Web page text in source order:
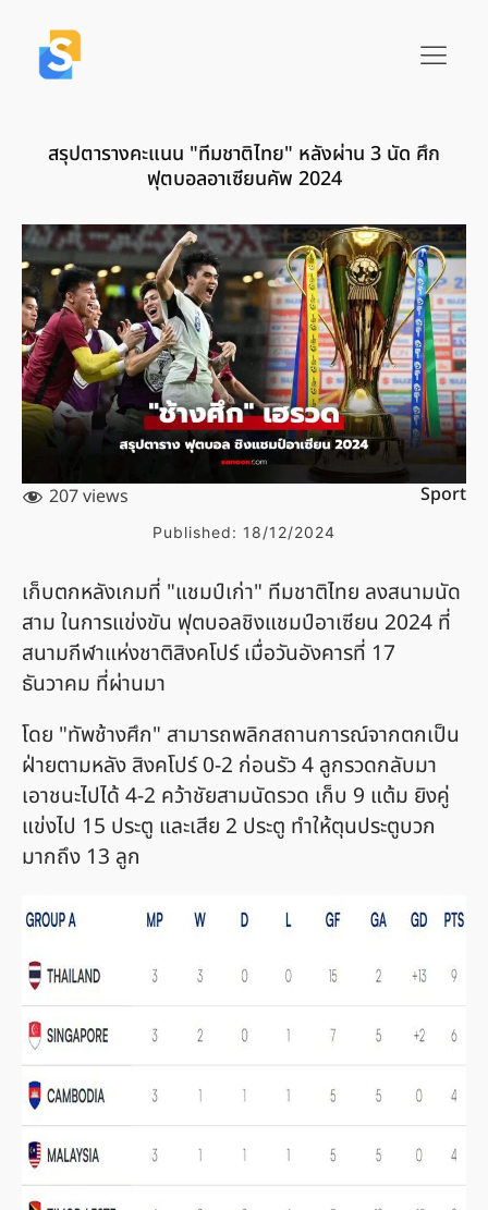
สรุปตารางคะแนน "ทีมชาติไทย" หลังผ่าน 3 นัด ศึก
ฟุตบอลอาเซียนคัพ 2024
207 views Sport
Published: 18/12/2024
เก็บตกหลังเกมที่ "แชมป์เก่า" ทีมชาติไทย ลงสนามนัด
สาม ในการแข่งขัน ฟุตบอลชิงแชมป์อาเซียน 2024 ที่
สนามกีฬาแห่งชาติสิงคโปร์ เมื่อวันอังคารที่ 17
ธันวาคม ที่ผ่านมา
โดย "ทัพช้างศึก" สามารถพลิกสถานการณ์จากตกเป็น
ฝ่ายตามหลัง สิงคโปร์ 0-2 ก่อนรัว 4 ลูกรวดกลับมา
เอาชนะไปได้ 4-2 คว้าชัยสามนัดรวด เก็บ 9 แต้ม ยิงคู่
แข่งไป 15 ประตู และเสีย 2 ประตู ทำให้ตุนประตูบวก
มากถึง 13 ลูก